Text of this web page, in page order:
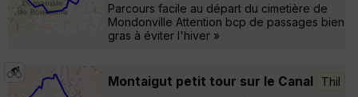
Parcours facile au départ du cimetière de
Mondonville Attention bcp de passages bien
gras à éviter l'hiver »
Montaigut petit tour sur le Canal Thil